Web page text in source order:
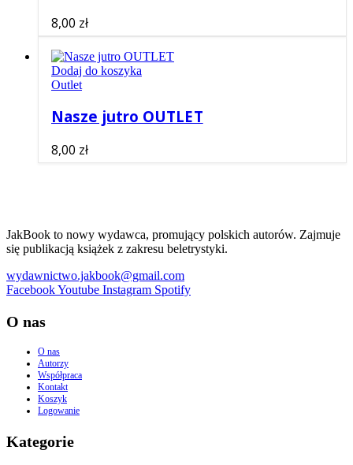
8,00 zł
Dodaj do koszyka
Outlet
Nasze jutro OUTLET
8,00 zł
JakBook to nowy wydawca, promujący polskich autorów. Zajmuje
się publikacją książek z zakresu beletrystyki.
wydawnictwo.jakbook@gmail.com
FacebookYoutube Instagram Spotify
O nas
O nas
Autorzy
Współpraca
Kontakt
Koszyk
Logowanie
Kategorie